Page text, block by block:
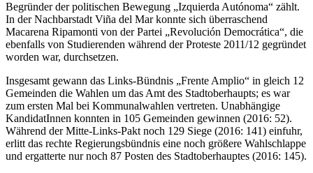
Begründer der politischen Bewegung „Izquierda Autónoma“ zählt.
In der Nachbarstadt Viña del Mar konnte sich überraschend
Macarena Ripamonti von der Partei „Revolución Democrática“, die
ebenfalls von Studierenden während der Proteste 2011/12 gegründet
worden war, durchsetzen.
Insgesamt gewann das Links-Bündnis „Frente Amplio“ in gleich 12
Gemeinden die Wahlen um das Amt des Stadtoberhaupts; es war
zum ersten Mal bei Kommunalwahlen vertreten. Unabhängige
KandidatInnen konnten in 105 Gemeinden gewinnen (2016: 52).
Während der Mitte-Links-Pakt noch 129 Siege (2016: 141) einfuhr,
erlitt das rechte Regierungsbündnis eine noch größere Wahlschlappe
und ergatterte nur noch 87 Posten des Stadtoberhauptes (2016: 145).